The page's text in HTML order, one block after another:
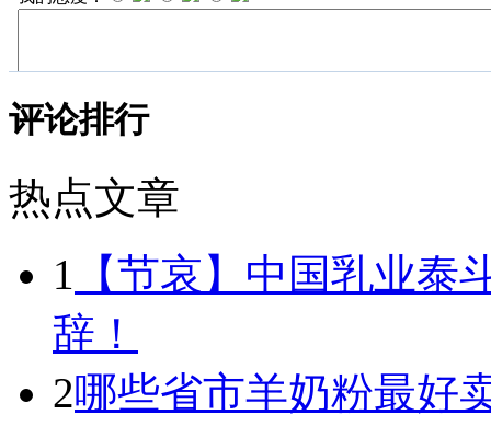
评论排行
热点文章
1 【节哀】中国乳业
辞！
2哪些省市羊奶粉最好